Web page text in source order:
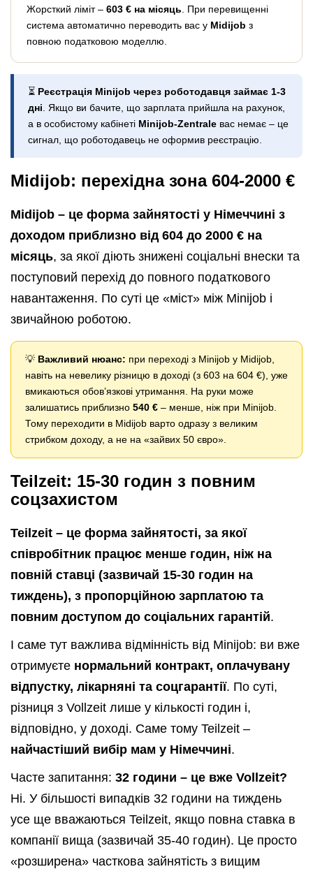
Жорсткий ліміт – 603 € на місяць . При перевищенні
система автоматично переводить вас у Midijob з
повною податковою моделлю.
⏳ Реєстрація Minijob через роботодавця займає 1-3
дні . Якщо ви бачите, що зарплата прийшла на рахунок,
а в особистому кабінеті Minijob-Zentrale вас немає – це
сигнал, що роботодавець не оформив реєстрацію.
Midijob: перехідна зона 604-2000 €
Midijob – це форма зайнятості у Німеччині з
доходом приблизно від 604 до 2000 € на
місяць, за якої діють знижені соціальні внески та
поступовий перехід до повного податкового
навантаження. По суті це «міст» між Minijob і
звичайною роботою.
💡 Важливий нюанс: при переході з Minijob у Midijob,
навіть на невелику різницю в доході (з 603 на 604 €), уже
вмикаються обов’язкові утримання. На руки може
залишатись приблизно 540 € – менше, ніж при Minijob.
Тому переходити в Midijob варто одразу з великим
стрибком доходу, а не на «зайвих 50 євро».
Teilzeit: 15-30 годин з повним
соцзахистом
Teilzeit – це форма зайнятості, за якої
співробітник працює менше годин, ніж на
повній ставці (зазвичай 15-30 годин на
тиждень), з пропорційною зарплатою та
повним доступом до соціальних гарантій.
І саме тут важлива відмінність від Minijob: ви вже
отримуєте нормальний контракт, оплачувану
відпустку, лікарняні та соцгарантії. По суті,
різниця з Vollzeit лише у кількості годин і,
відповідно, у доході. Саме тому Teilzeit –
найчастіший вибір мам у Німеччині.
Часте запитання: 32 години – це вже Vollzeit?
Ні. У більшості випадків 32 години на тиждень
усе ще вважаються Teilzeit, якщо повна ставка в
компанії вища (зазвичай 35-40 годин). Це просто
«розширена» часткова зайнятість з вищим